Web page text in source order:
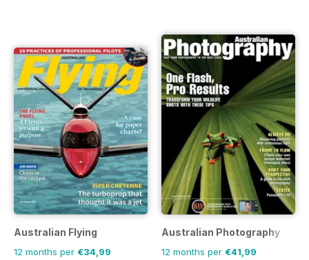
Australian Flying
12 months per €34,99
Australian Photography
12 months per €41,99